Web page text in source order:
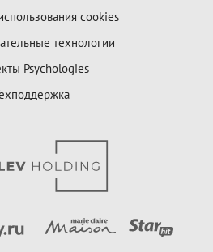
cookies
технологии
Psychologies